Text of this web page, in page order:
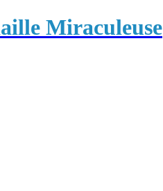
Miraculeuse